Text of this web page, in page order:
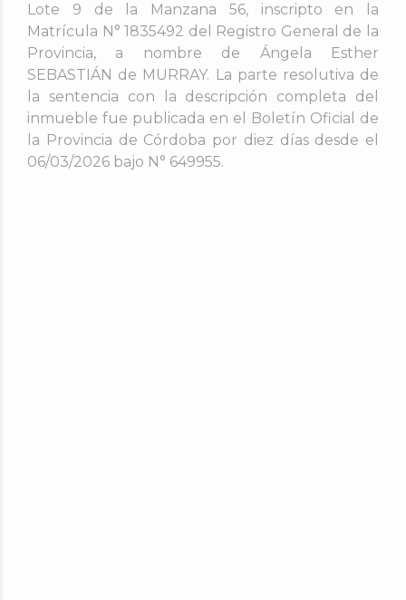
Lote 9 de la Manzana 56, inscripto en la
Matrícula N° 1835492 del Registro General de la
Provincia, a nombre de Ángela Esther
SEBASTIÁN de MURRAY. La parte resolutiva de
la sentencia con la descripción completa del
inmueble fue publicada en el Boletín Oficial de
la Provincia de Córdoba por diez días desde el
06/03/2026 bajo N° 649955.